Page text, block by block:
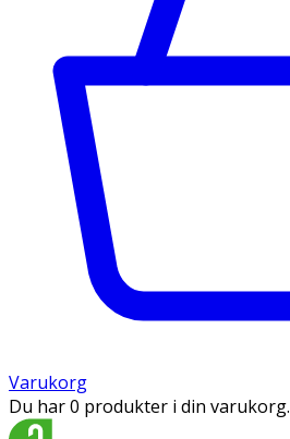
Varukorg
Du har 0 produkter i din varukorg.